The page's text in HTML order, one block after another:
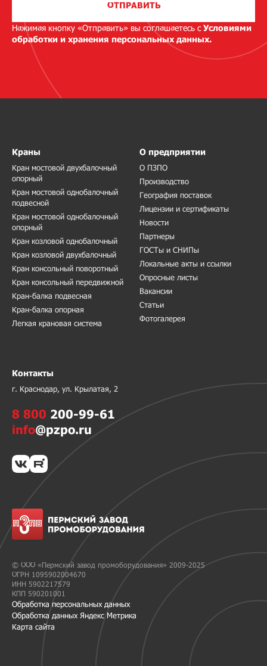
ОТПРАВИТЬ
Нажимая кнопку «Отправить» вы соглашаетесь сУсловиями
обработки и хранения персональных данных.
© ООО «Пермский завод промоборудования» 2009-2025
ОГРН 1095902004670
ИНН 5902217579
КПП 590201001
Обработка персональных данных
Обработка данных Яндекс Метрика
Карта сайта
Краны
Кран мостовой двухбалочный
опорный
Кран мостовой однобалочный
подвесной
Кран мостовой однобалочный
опорный
Кран козловой однобалочный
Кран козловой двухбалочный
Кран консольный поворотный
Кран консольный передвижной
Кран-балка подвесная
Кран-балка опорная
Легкая крановая система
О предприятии
О ПЗПО
Производство
География поставок
Лицензии и сертификаты
Новости
Партнеры
ГОСТы и СНИПы
Локальные акты и ссылки
Опросные листы
Вакансии
Статьи
Фотогалерея
Контакты
г. Краснодар, ул. Крылатая, 2
8 800 200-99-61
info@pzpo.ru